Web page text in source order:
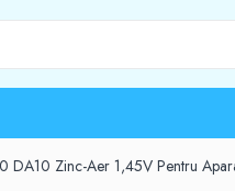
DA10 Zinc-Aer 1,45V Pentru